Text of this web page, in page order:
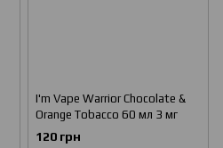
I'm Vape Warrior Chocolate &
Orange Tobacco 60 мл 3 мг
120 грн